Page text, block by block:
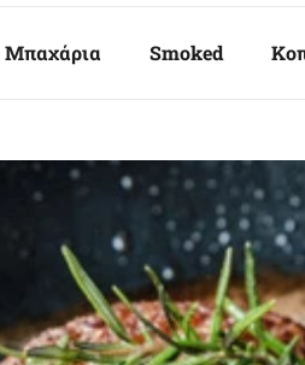
Μπαχάρια Smoked